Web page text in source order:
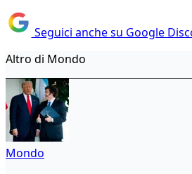
Seguici anche su Google
Altro di Mondo
Mondo